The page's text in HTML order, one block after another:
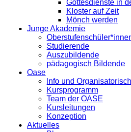
Gottesdienste in
Kloster auf Zeit
Mönch werden
Junge Akademie
Studierende
Auszubildende
pädagogisch Bildende
Oase
Info und
Kursprogramm
Team der OASE
Kursleitungen
Konzeption
Aktuelles